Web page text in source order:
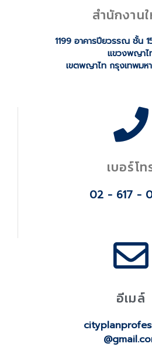
สำนักงาน
1199 อาคารปียวรรณ ชั้น
แขวงพญาไ
เขตพญาไท กรุงเทพมห
เบอร์โท
02 - 617 -
อีเมล์